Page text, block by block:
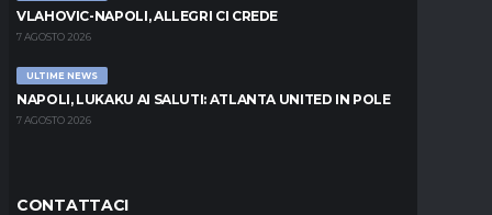
VLAHOVIC-NAPOLI, ALLEGRI CI CREDE
7 AGOSTO 2026
ULTIME NEWS
NAPOLI, LUKAKU AI SALUTI: ATLANTA UNITED IN POLE
7 AGOSTO 2026
CONTATTACI